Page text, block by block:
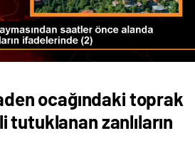
ocağındaki toprak
tutuklanan zanlıların